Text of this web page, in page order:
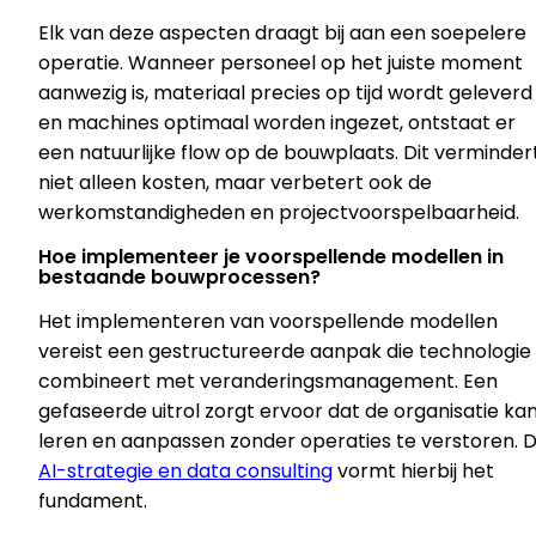
Elk van deze aspecten draagt bij aan een soepelere
operatie. Wanneer personeel op het juiste moment
aanwezig is, materiaal precies op tijd wordt geleverd
en machines optimaal worden ingezet, ontstaat er
een natuurlijke flow op de bouwplaats. Dit
niet alleen kosten, maar verbetert ook de
werkomstandigheden en projectvoorspelbaarheid.
Hoe implementeer je voorspellende modellen in
bestaande bouwprocessen?
Het implementeren van voorspellende modellen
vereist een gestructureerde aanpak die technologie
combineert met veranderingsmanagement. Een
gefaseerde uitrol zorgt ervoor dat de organisatie
leren en aanpassen zonder operaties te verstoren.
AI-strategie en data consultingvormt hierbij het
fundament.